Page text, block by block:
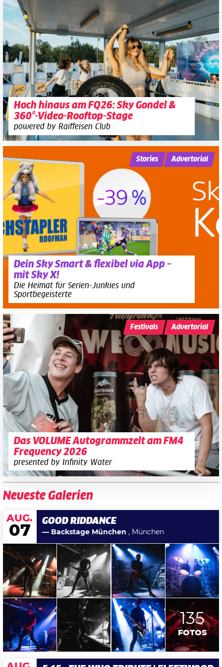
Hoch hinaus am FQ26: Sky Gondel &
360°-Video-Rooftop-Stage
powered by Raiffeisen Club
Dein Sky Smart & flexibel via App –
mit Sky X!
Die Heimat für Serien-Junkies und
Sportbegeisterte
Stories Advertorial
Das VOLUME Autogrammzelt am FM4
Frequency 2026
presented by Infinity Water
Festivals Advertorial
Neueste Galerien
AUG.
07
GOOD RIDDANCE
— Backstage München , München
135
FOTOS